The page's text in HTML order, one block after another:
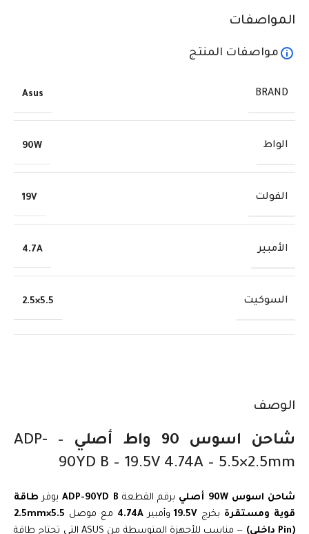
الوصف
شاحن اسوس 90 واط أصلي
– ADP-
90YD B – 19.5V 4.74A – 5.5×2.5mm
شاحن اسوس 90W أصلي برقم القطعة ADP-90YD Bيوفر طاقة
قوية ومستقرة بخرج 19.5Vوأمبير4.74A مع موصل
5.5×2.5mm
(Pin داخلي)
— مناسب للأجهزة المتوسطة من ASUS التي تحتاج طاقة
المواصفات
مواصفات المنتج
BRAND
Asus
الواط 90W
الفولت 19V
الأمبير 4.7A
السوكيت 5.5×2.5